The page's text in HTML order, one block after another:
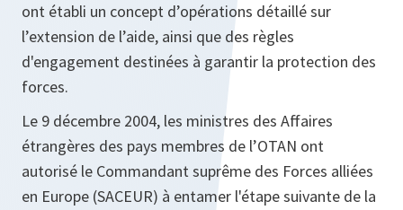
ont établi un concept d’opérations détaillé sur
l’extension de l’aide, ainsi que des règles
d'engagement destinées à garantir la protection des
forces.
Le 9 décembre 2004, les ministres des Affaires
étrangères des pays membres de l’OTAN ont
autorisé le Commandant suprême des Forces alliées
en Europe (SACEUR) à entamer l'étape suivante de la